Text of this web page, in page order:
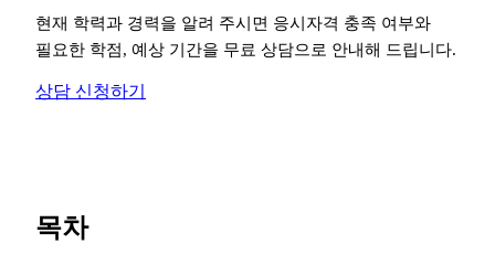
현재 학력과 경력을 알려 주시면 응시자격 충족 여부와
필요한 학점, 예상 기간을 무료 상담으로 안내해 드립니다.
상담 신청하기
목차